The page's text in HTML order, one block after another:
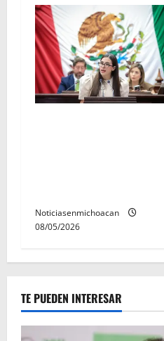
Noticiasenmichoacan
08/05/2026
TE PUEDEN INTERESAR